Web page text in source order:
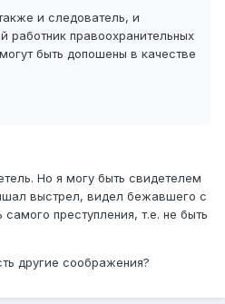
и следователь, и
работник правоохранительных
быть допошены в качестве
Но я могу быть свидетелем
выстрел, видел бежавшего с
преступления, т.е. не быть
другие соображения?